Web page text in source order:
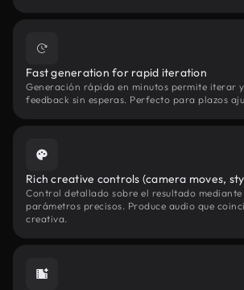
Fast generation for rapid iteration
Generación rápida en minutos permite iterar
feedback sin esperas. Perfecto para plazos
Rich creative controls (camera moves,
Control detallado sobre el resultado mediante
parámetros precisos. Produce audio que
creativa.